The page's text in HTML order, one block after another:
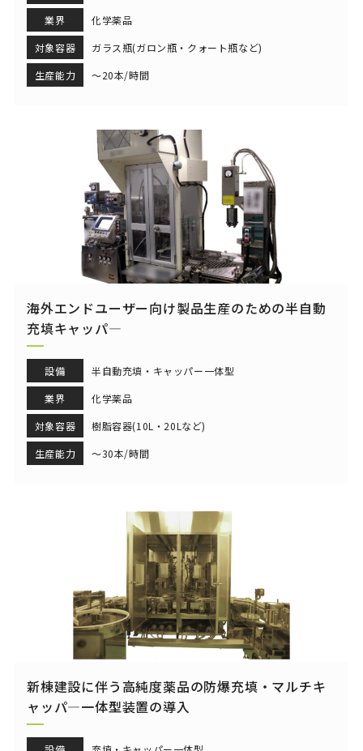
業界
化学薬品
対象容器
ガラス瓶(ガロン瓶・クォート瓶など)
生産能力
～20本/時間
海外エンドユーザー向け製品生産のための半自動
充填キャッパ―
設備
半自動充填・キャッパー一体型
業界
化学薬品
対象容器
樹脂容器(10L・20Lなど)
生産能力
～30本/時間
新棟建設に伴う高純度薬品の防爆充填・マルチキ
ャッパ―一体型装置の導入